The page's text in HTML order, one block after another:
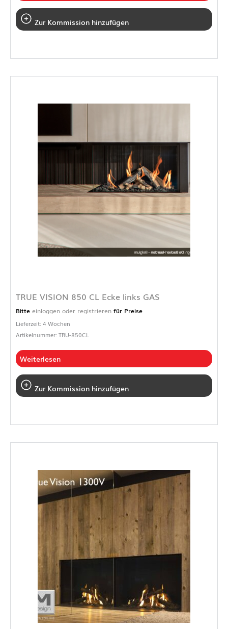
Zur Kommission hinzufügen
TRUE VISION 850 CL Ecke links GAS
Bitte einloggen oder registrieren für Preise
Lieferzeit: 4 Wochen
Artikelnummer: TRU-850CL
Weiterlesen
Zur Kommission hinzufügen